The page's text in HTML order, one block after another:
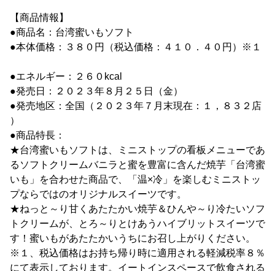
【商品情報】
●商品名：台湾蜜いもソフト
●本体価格：３８０円（税込価格：４１０．４０円）※１
●エネルギー：２６０kcal
●発売日：２０２３年８月２５日（金）
●発売地区：全国（２０２３年７月末現在：１，８３２店
）
●商品特長：
★台湾蜜いもソフトは、ミニストップの看板メニューであ
るソフトクリームバニラと蜜を豊富に含んだ焼芋「台湾蜜
いも」を合わせた商品で、「温×冷」を楽しむミニストッ
プならではのオリジナルスイーツです。
★ねっと～り甘くあたたかい焼芋＆ひんや～り冷たいソフ
トクリームが、とろ～りとけあうハイブリットスイーツで
す！蜜いもがあたたかいうちにお召し上がりください。
※１、税込価格はお持ち帰り時に適用される軽減税率８％
にて表示しております。イートインスペースで飲食される